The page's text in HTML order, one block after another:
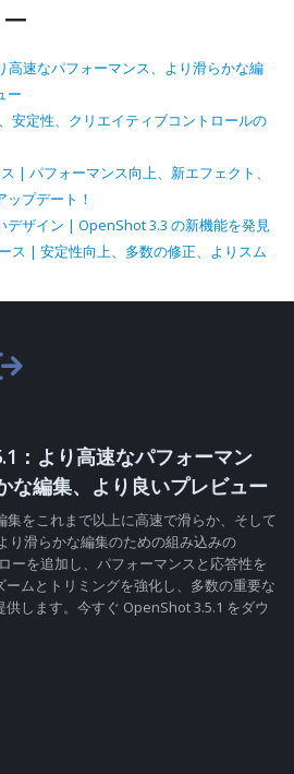
高速なパフォーマンス、より滑らかな編
ー
安定性、クリエイティブコントロールの
| パフォーマンス向上、新エフェクト、
プデート！
デザイン | OpenShot 3.3 の新機能を発見
ス | 安定性向上、多数の修正、よりスム
：より高速なパフォーマン
な編集、より良いプレビュー
集をこれまで以上に高速で滑らか、そして
り滑らかな編集のための組み込みの
ーを追加し、パフォーマンスと応答性を
ムとトリミングを強化し、多数の重要な
します。今すぐ OpenShot 3.5.1 をダウ